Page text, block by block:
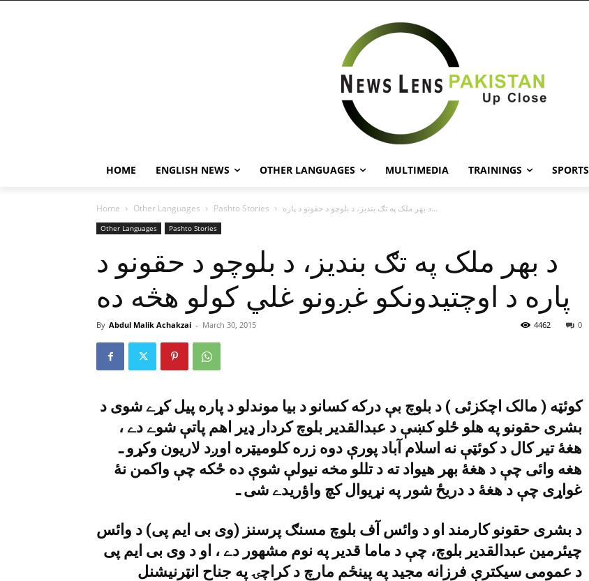
HOME ENGLISH NEWS OTHER LANGUAGES MULTIMEDIA TRAININGS SPORTS
Home Other Languages Pashto Stories د بهر ملک په تګ بنديز، د بلوچو د حقونو د پاره...
Other Languages Pashto Stories
د بهر ملک په تګ بنديز، د بلوچو د حقونو د
پاره د اوچتيدونکو غږونو غلي کولو هڅه ده
By Abdul Malik Achakzai - March 30, 2015 0
4462
کوئټه ( مالک اچکزئى ) د بلوچ بې درکه کسانو د بيا موندلو د پاره پيل کړے شوى د
بشرى حقونو په هلو ځلو کښې د عبدالقدير بلوچ کردار ډير اهم پاتې شوے دے ،
هغۀ تير کال د کوئټې نه اسلام آباد پورې دوه زره کلوميټره اوږد لاريون وکړو ـ
هغه وائى چې د هغۀ بهر هيواد ته د تللو مخه نيولې شوې ده ځکه چې واکمن نۀ
غواړى چې د هغۀ د دريځ شور په نړيوال کچ واؤريدے شى ـ
د بشرى حقونو کارمند او د وائس آف بلوچ مسنګ پرسنز (وى بى ايم پى) د وائس
چيئرمين عبدالقدير بلوچ، چې د ماما قدير په نوم مشهور دے ، او د وى بى ايم پى
د عمومى سيکترې فرزانه مجيد په پينځم مارچ د کراچۍ په جناح انټرنيشنل